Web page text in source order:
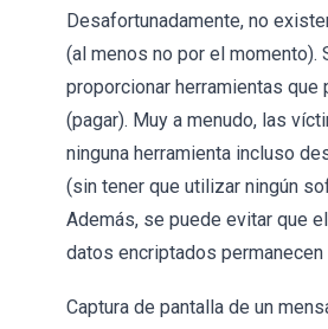
Desafortunadamente, no
(al menos no por el
proporcionar herramientas
(pagar). Muy a menudo, las
ninguna herramienta incluso
(sin tener que utilizar ningún
Además, se puede evitar que
datos encriptados
Captura de pantalla de un